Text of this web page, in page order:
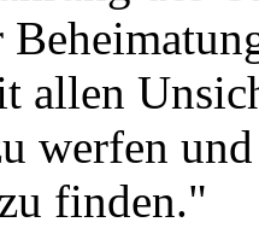
allen
werfen
finden."